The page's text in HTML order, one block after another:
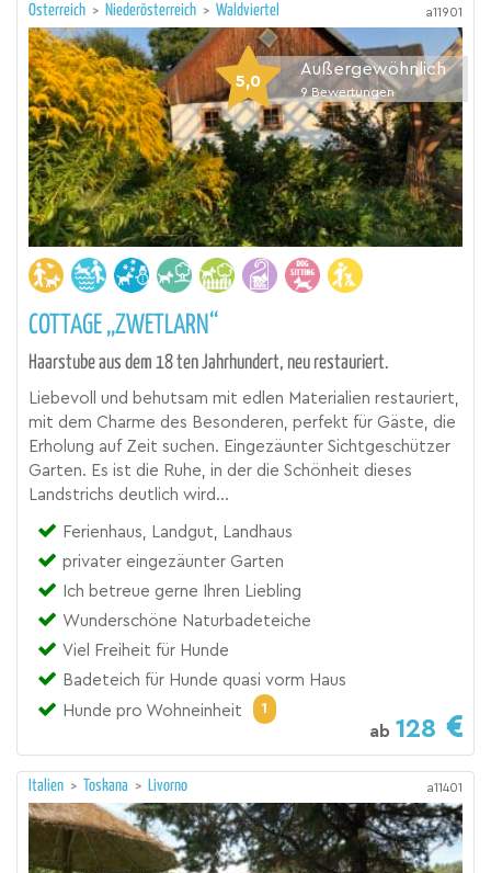
Österreich > Niederösterreich > Waldviertel a11901
5,0
Außergewöhnlich
9 Bewertungen
COTTAGE „ZWETLARN“
Haarstube aus dem 18 ten Jahrhundert, neu restauriert.
Liebevoll und behutsam mit edlen Materialien restauriert,
mit dem Charme des Besonderen, perfekt für Gäste, die
Erholung auf Zeit suchen. Eingezäunter Sichtgeschützer
Garten. Es ist die Ruhe, in der die Schönheit dieses
Landstrichs deutlich wird...
Ferienhaus, Landgut, Landhaus
privater eingezäunter Garten
Ich betreue gerne Ihren Liebling
Wunderschöne Naturbadeteiche
Viel Freiheit für Hunde
Badeteich für Hunde quasi vorm Haus
Hunde pro Wohneinheit
1
ab 128
Italien > Toskana > Livorno a11401